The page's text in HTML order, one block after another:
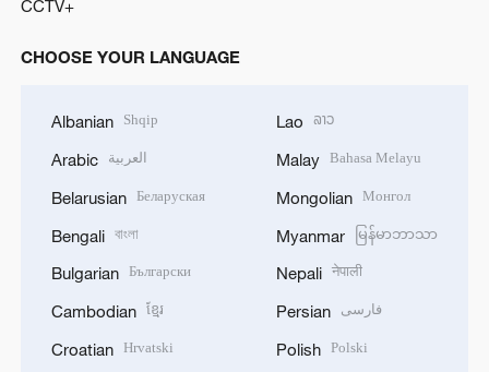
CCTV+
CHOOSE YOUR LANGUAGE
Albanian Shqip
Arabic العربية
Belarusian Беларуская
Bengali বাংলা
Bulgarian Български
Cambodian ខ្មែរ
Croatian Hrvatski
Lao ລາວ
Malay Bahasa Melayu
Mongolian Монгол
Myanmar မြန်မာဘာသာ
Nepali नेपाली
Persian فارسی
Polish Polski